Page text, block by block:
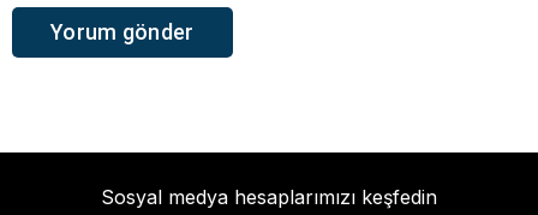
Sosyal medya hesaplarımızı keşfedin